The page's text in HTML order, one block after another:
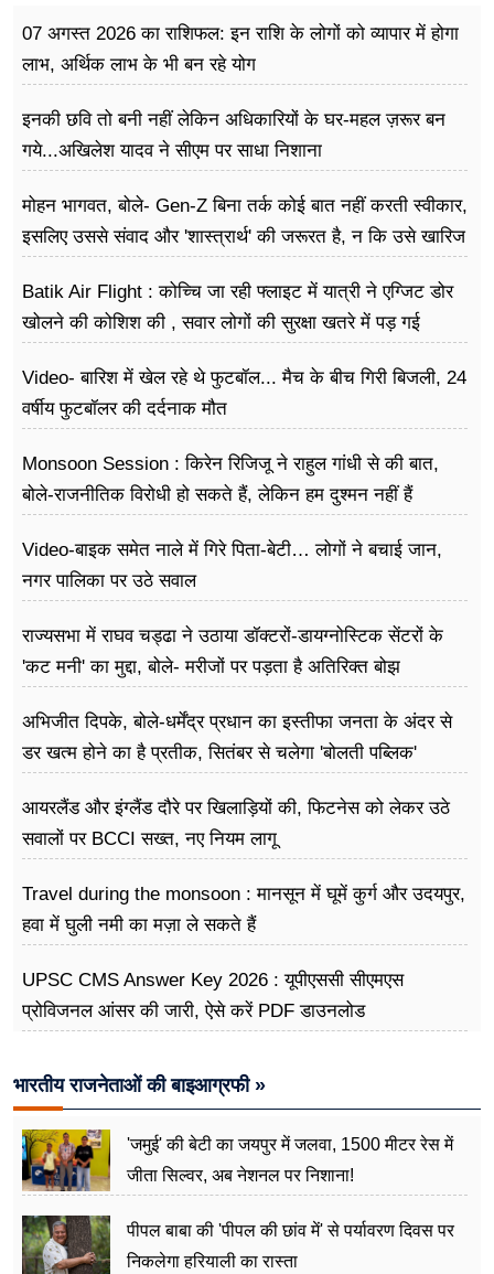
07 अगस्त 2026 का राशिफल: इन राशि के लोगों को व्यापार में होगा
लाभ, अर्थिक लाभ के भी बन रहे योग
इनकी छवि तो बनी नहीं लेकिन अधिकारियों के घर-महल ज़रूर बन
गये...अखिलेश यादव ने सीएम पर साधा​ निशाना
मोहन भागवत, बोले- Gen-Z बिना तर्क कोई बात नहीं करती स्वीकार,
इसलिए उससे संवाद और 'शास्त्रार्थ' की जरूरत है, न कि उसे खारिज
Batik Air Flight : कोच्चि जा रही फ्लाइट में यात्री ने एग्जिट डोर
खोलने की कोशिश की , सवार लोगों की सुरक्षा खतरे में पड़ गई
Video- बारिश में खेल रहे थे फुटबॉल... मैच के बीच गिरी बिजली, 24
वर्षीय फुटबॉलर की दर्दनाक मौत
Monsoon Session : किरेन रिजिजू ने राहुल गांधी से की बात,
बोले-राजनीतिक विरोधी हो सकते हैं, लेकिन हम दुश्मन नहीं हैं
Video-बाइक समेत नाले में गिरे पिता-बेटी… लोगों ने बचाई जान,
नगर पालिका पर उठे सवाल
राज्यसभा में राघव चड्ढा ने उठाया डॉक्टरों-डायग्नोस्टिक सेंटरों के
'कट मनी' का मुद्दा, बोले- मरीजों पर पड़ता है अ​तिरिक्त बोझ
अभिजीत दिपके, बोले-धर्मेंद्र प्रधान का इस्तीफा जनता के अंदर से
डर खत्म होने का है प्रतीक, सितंबर से चलेगा 'बोलती पब्लिक'
आयरलैंड और इंग्लैंड दौरे पर खिलाड़ियों की, फिटनेस को लेकर उठे
सवालों पर BCCI सख्त, नए नियम लागू
Travel during the monsoon : मानसून में घूमें कुर्ग और उदयपुर,
हवा में घुली नमी का मज़ा ले सकते हैं
UPSC CMS Answer Key 2026 : यूपीएससी सीएमएस
प्रोविजनल आंसर की जारी, ऐसे करें PDF डाउनलोड
भारतीय राजनेताओं की बाइआग्रफी »
'जमुई' की बेटी का जयपुर में जलवा, 1500 मीटर रेस में
जीता सिल्वर, अब नेशनल पर निशाना!
पीपल बाबा की 'पीपल की छांव में' से पर्यावरण दिवस पर
निकलेगा हरियाली का रास्ता